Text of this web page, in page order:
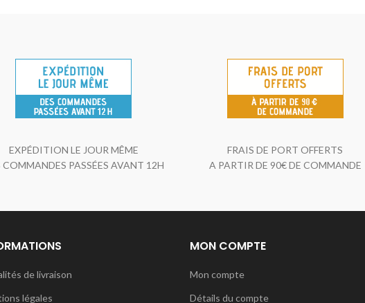
EXPÉDITION LE JOUR MÊME
COMMANDES PASSÉES AVANT 12H
FRAIS DE PORT OFFERTS
A PARTIR DE 90€ DE COMMANDE
de livraison
légales
MON COMPTE
Mon compte
Détails du compte